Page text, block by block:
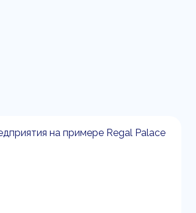
на примере Regal Palace